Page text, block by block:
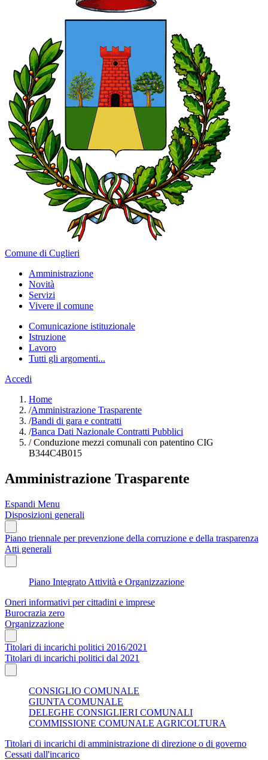
Comune di Cuglieri
Amministrazione
Novità
Servizi
Vivere il comune
Comunicazione istituzionale
Istruzione
Lavoro
Tutti gli argomenti...
Accedi
Home
/Amministrazione Trasparente
/Bandi di gara e contratti
/Banca Dati Nazionale Contratti Pubblici
/Conduzione mezzi comunali con patentino CIG
B344C4B015
Amministrazione Trasparente
Espandi Menu
Disposizioni generali
Piano triennale per prevenzione della corruzione e della trasparenza
Atti generali
Piano Integrato Attività e Organizzazione
Oneri informativi per cittadini e imprese
Burocrazia zero
Organizzazione
Titolari di incarichi politici 2016/2021
Titolari di incarichi politici dal 2021
CONSIGLIO COMUNALE
GIUNTA COMUNALE
DELEGHE CONSIGLIERI COMUNALI
COMMISSIONE COMUNALE AGRICOLTURA
Titolari di incarichi di amministrazione di direzione o di governo
Cessati dall'incarico